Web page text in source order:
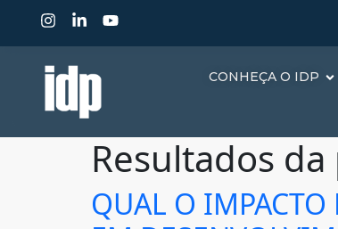
CONHEÇA O IDP
Resultados
QUAL O IMPACTO